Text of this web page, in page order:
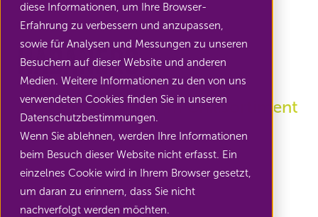
diese Informationen, um Ihre Browser-
Erfahrung zu verbessern und anzupassen,
sowie für Analysen und Messungen zu unseren
Besuchern auf dieser Website und anderen
Medien. Weitere Informationen zu den von uns
verwendeten Cookies finden Sie in unseren
Datenschutzbestimmungen.
Wenn Sie ablehnen, werden Ihre Informationen
beim Besuch dieser Website nicht erfasst. Ein
einzelnes Cookie wird in Ihrem Browser gesetzt,
um daran zu erinnern, dass Sie nicht
nachverfolgt werden möchten.
Habanero
Außer Konkurrenz im Chilisortiment